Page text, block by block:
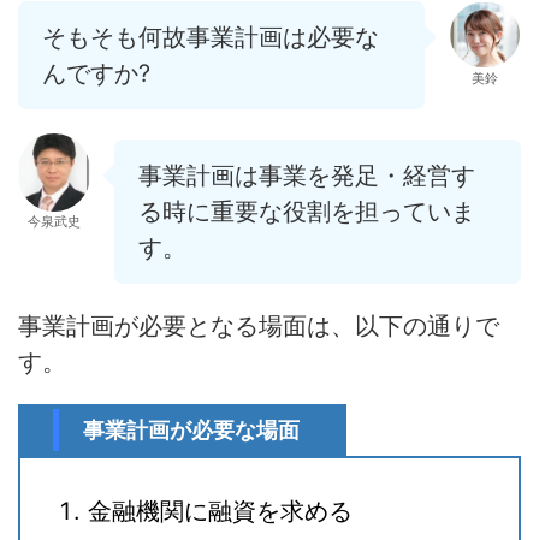
そもそも何故事業計画は必要な
んですか?
美鈴
今泉武史
事業計画は事業を発足・経営す
る時に重要な役割を担っていま
す。
事業計画が必要となる場面は、以下の通りで
す。
事業計画が必要な場面
金融機関に融資を求める